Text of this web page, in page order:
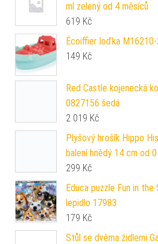
ml zelený od 4 měsíců
619 Kč
Écoiffier loďka
149 Kč
Red Castle kojenecká
0827156 šedá
2 019 Kč
Plyšový hrošík Hippo
balení hnědý 14 cm od
299 Kč
Educa puzzle Fun in
lepidlo 17983
179 Kč
Stůl se dvěma židlemi